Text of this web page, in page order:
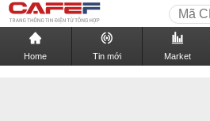
Home Tin mới Market